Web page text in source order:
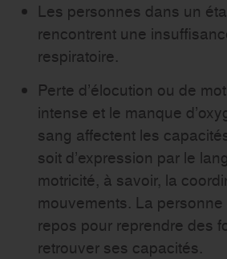
Les personnes dans un
rencontrent une
respiratoire.
Perte d’élocution ou de
intense et le manque
sang affectent les
soit d’expression par le
motricité, à savoir, la
mouvements. La
repos pour reprendre des
retrouver ses capacités.